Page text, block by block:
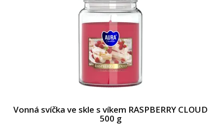
Vonná svíčka ve skle s víkem RASPBERRY CLOUD
500 g